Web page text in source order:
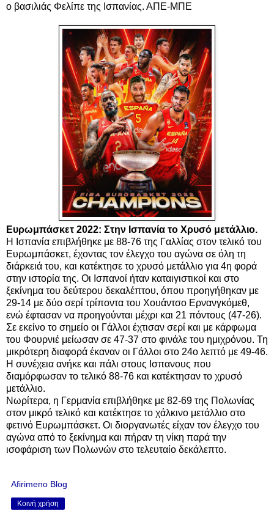
ο βασιλιάς Φελίπε της Ισπανίας. ΑΠΕ-ΜΠΕ
Ευρωμπάσκετ 2022: Στην Ισπανία το Χρυσό μετάλλιο.
Η Ισπανία επιβλήθηκε με 88-76 της Γαλλίας στον τελικό του
Ευρωμπάσκετ, έχοντας τον έλεγχο του αγώνα σε όλη τη
διάρκειά του, και κατέκτησε το χρυσό μετάλλιο για 4η φορά
στην ιστορία της. Οι Ισπανοί ήταν καταιγιστικοί και στο
ξεκίνημα του δεύτερου δεκαλέπτου, όπου προηγήθηκαν με
29-14 με δύο σερί τρίποντα του Χουάντσο Ερνανγκόμεθ,
ενώ έφτασαν να προηγούνται μέχρι και 21 πόντους (47-26).
Σε εκείνο το σημείο οι Γάλλοι έχτισαν σερί και με κάρφωμα
του Φουρνιέ μείωσαν σε 47-37 στο φινάλε του ημιχρόνου. Τη
μικρότερη διαφορά έκαναν οι Γάλλοι στο 24ο λεπτό με 49-46.
Η συνέχεια ανήκε και πάλι στους Ισπανους που
διαμόρφωσαν το τελικό 88-76 και κατέκτησαν το χρυσό
μετάλλιο.
Νωρίτερα, η Γερμανία επιβλήθηκε με 82-69 της Πολωνίας
στον μικρό τελικό και κατέκτησε το χάλκινο μετάλλιο στο
φετινό Ευρωμπάσκετ. Οι διοργανωτές είχαν τον έλεγχο του
αγώνα από το ξεκίνημα και πήραν τη νίκη παρά την
ισοφάριση των Πολωνών στο τελευταίο δεκάλεπτο.
Afirimeno Blog
Κοινή χρήση